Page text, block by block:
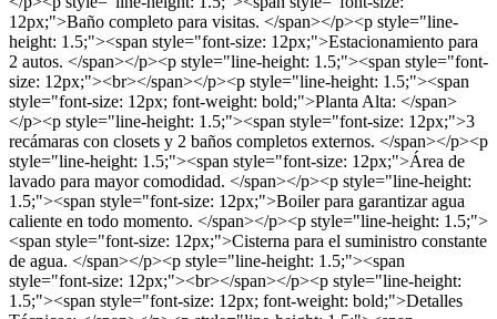
12px;">Baño completo para visitas. </span></p><p style="line-
height: 1.5;"><span style="font-size: 12px;">Estacionamiento para
2 autos. </span></p><p style="line-height: 1.5;"><span style="font-
size: 12px;"><br></span></p><p style="line-height: 1.5;"><span
style="font-size: 12px; font-weight: bold;">Planta Alta: </span>
</p><p style="line-height: 1.5;"><span style="font-size: 12px;">3
recámaras con closets y 2 baños completos externos. </span></p><p
style="line-height: 1.5;"><span style="font-size: 12px;">Área de
lavado para mayor comodidad. </span></p><p style="line-height:
1.5;"><span style="font-size: 12px;">Boiler para garantizar agua
caliente en todo momento. </span></p><p style="line-height: 1.5;">
<span style="font-size: 12px;">Cisterna para el suministro constante
de agua. </span></p><p style="line-height: 1.5;"><span
style="font-size: 12px;"><br></span></p><p style="line-height:
1.5;"><span style="font-size: 12px; font-weight: bold;">Detalles